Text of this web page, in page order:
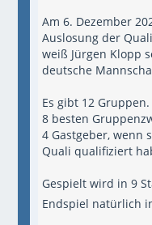
Am 6. Dezember
Auslosung der
weiß Jürgen Klopp
deutsche
Es gibt 12
8 besten
4 Gastgeber, wenn
Quali qualifiziert
Gespielt wird in 9
Endspiel natürlich